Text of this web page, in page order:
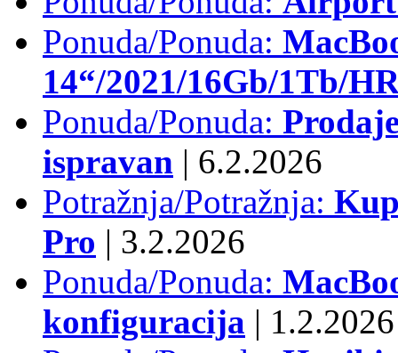
Ponuda/Ponuda:
14“/2021/16Gb/1Tb/
Ponuda/Ponuda:
ispravan | 6.2.2026
Potražnja/Potražnja:
Pro | 3.2.2026
Ponuda/Ponuda:
konfiguracija | 1.2.2026